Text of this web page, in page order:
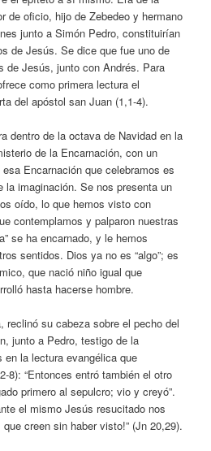
de oficio, hijo de Zebedeo y hermano
junto a Simón Pedro, constituirían
de Jesús. Se dice que fue uno de
de Jesús, junto con Andrés. Para
como primera lectura el
del apóstol san Juan (1,1-4).
dentro de la octava de Navidad en la
de la Encarnación, con un
Encarnación que celebramos es
la imaginación. Se nos presenta un
oído, lo que hemos visto con
contemplamos y palparon nuestras
se ha encarnado, y le hemos
sentidos. Dios ya no es “algo”; es
que nació niño igual que
hasta hacerse hombre.
reclinó su cabeza sobre el pecho del
junto a Pedro, testigo de la
en la lectura evangélica que
8): “Entonces entró también el otro
primero al sepulcro; vio y creyó”.
el mismo Jesús resucitado nos
que creen sin haber visto!” (Jn 20,29).